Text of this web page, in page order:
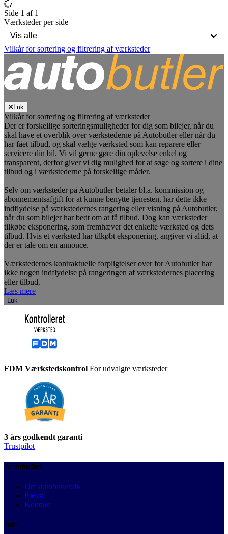
Side 1 af 1
Værksteder per side
Vilkår for sortering og filtrering af værksteder
Luk
Vilkår for sortering og filtrering af værksteder
Der er forskellige sorteringsmuligheder for dig som bilejer, når du
skal have et overblik over værkstederne på Autobutler eller når du
har fået tilbud, og skal vælge værksted som kan reparere eller
servicere din bil. Vi vil gerne gøre din oplevelse enkel og
transparent, derfor giver vi dig mulighed for at søge og sortere i dine
tilbud og i værkstederne på forskellige måder.
Selv om værksteder på Autobutler betaler bl.a. kommission og
abonnementsafgift for at kunne benytte tjenesten, har dette ikke
indflydelse på værkstedernes rangering eller visning på Autobutler,
når du som bilejer har bedt om at få tilbud. Dog kan værksteder
tilkøbe eksponering, som fremhæver det enkelte værksted og dets
tilbud. Hvis et værksted har tilkøbt eksponering, angiver vi altid, at
der er tale om en annonce.
Værkstedernes kontraktuelle forpligtelser over for Autobutler har
ikke nogen indflydelse på rangeringen af værkstedernes placering
eller tilbud.
Læs mere
Luk
FDM Værkstedskontrol For udvalgte værksteder
3 års godkendt garanti
Trustpilot
Autobutler
Om autobutler.dk
Presse
Kontakt
Info